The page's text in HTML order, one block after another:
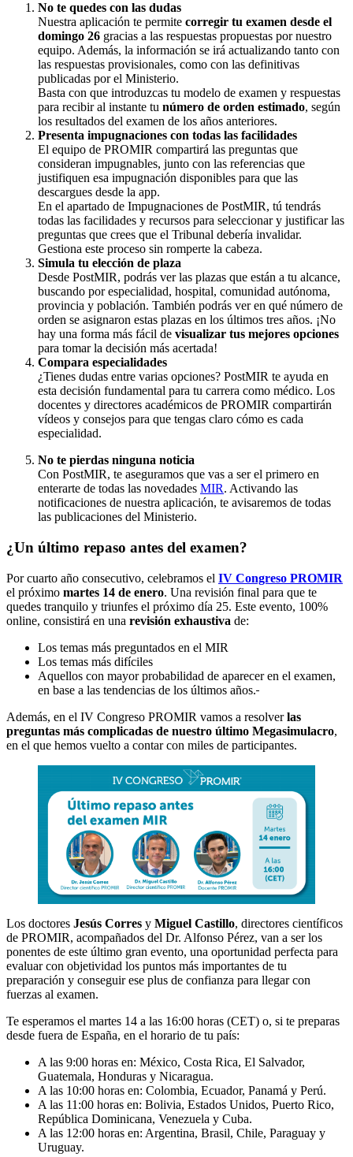
No te quedes con las dudas
Nuestra aplicación te permite corregir tu examen desde el
domingo 26 gracias a las respuestas propuestas por nuestro
equipo. Además, la información se irá actualizando tanto con
las respuestas provisionales, como con las definitivas
publicadas por el Ministerio.
Basta con que introduzcas tu modelo de examen y respuestas
para recibir al instante tu número de orden estimado, según
los resultados del examen de los años anteriores.
Presenta impugnaciones con todas las facilidades
El equipo de PROMIR compartirá las preguntas que
consideran impugnables, junto con las referencias que
justifiquen esa impugnación disponibles para que las
descargues desde la app.
En el apartado de Impugnaciones de PostMIR, tú tendrás
todas las facilidades y recursos para seleccionar y justificar las
preguntas que crees que el Tribunal debería invalidar.
Gestiona este proceso sin romperte la cabeza.
Simula tu elección de plaza
Desde PostMIR, podrás ver las plazas que están a tu alcance,
buscando por especialidad, hospital, comunidad autónoma,
provincia y población. También podrás ver en qué número de
orden se asignaron estas plazas en los últimos tres años. ¡No
hay una forma más fácil de visualizar tus mejores opciones
para tomar la decisión más acertada!
Compara especialidades
¿Tienes dudas entre varias opciones? PostMIR te ayuda en
esta decisión fundamental para tu carrera como médico. Los
docentes y directores académicos de PROMIR compartirán
vídeos y consejos para que tengas claro cómo es cada
especialidad.
No te pierdas ninguna noticia
Con PostMIR, te aseguramos que vas a ser el primero en
enterarte de todas las novedades MIR. Activando las
notificaciones de nuestra aplicación, te avisaremos de todas
las publicaciones del Ministerio.
¿Un último repaso antes del examen?
Por cuarto año consecutivo, celebramos el IV Congreso PROMIR
el próximo martes 14 de enero. Una revisión final para que te
quedes tranquilo y triunfes el próximo día 25. Este evento, 100%
online, consistirá en una revisión exhaustiva de:
Los temas más preguntados en el MIR
Los temas más difíciles
Aquellos con mayor probabilidad de aparecer en el examen,
en base a las tendencias de los últimos años.
Además, en el IV Congreso PROMIR vamos a resolverlas
preguntas más complicadas de nuestro último Megasimulacro,
en el que hemos vuelto a contar con miles de participantes.
Los doctores Jesús Corres y Miguel Castillo, directores científicos
de PROMIR, acompañados del Dr. Alfonso Pérez, van a ser los
ponentes de este último gran evento, una oportunidad perfecta para
evaluar con objetividad los puntos más importantes de tu
preparación y conseguir ese plus de confianza para llegar con
fuerzas al examen.
Te esperamos el martes 14 a las 16:00 horas (CET) o, si te preparas
desde fuera de España, en el horario de tu país:
A las 9:00 horas en: México, Costa Rica, El Salvador,
Guatemala, Honduras y Nicaragua.
A las 10:00 horas en: Colombia, Ecuador, Panamá y Perú.
A las 11:00 horas en: Bolivia, Estados Unidos, Puerto Rico,
República Dominicana, Venezuela y Cuba.
A las 12:00 horas en: Argentina, Brasil, Chile, Paraguay y
Uruguay.